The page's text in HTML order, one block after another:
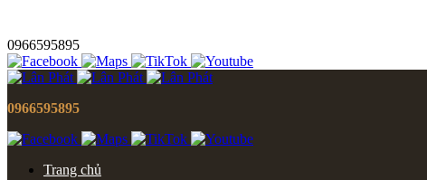
0966595895
0966595895
Trang chủ